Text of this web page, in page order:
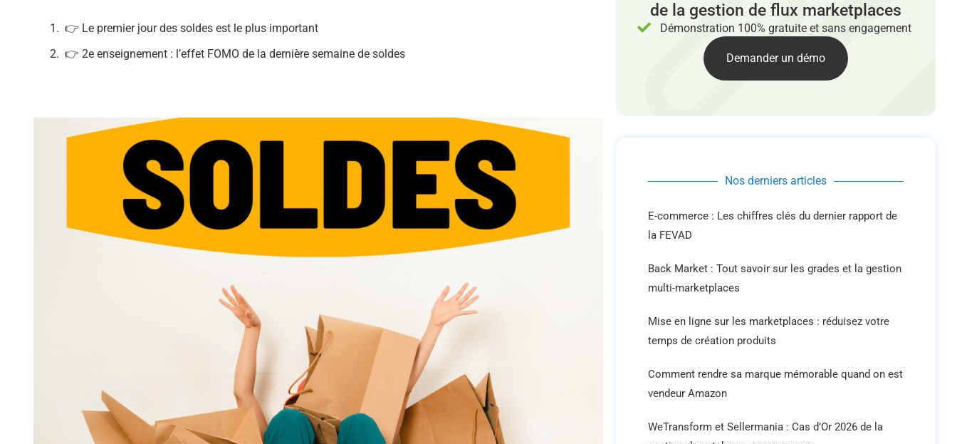
👉 Le premier jour des soldes est le plus important
👉 2e enseignement : l’effet FOMO de la dernière semaine de soldes
de la gestion de flux marketplaces
Démonstration 100% gratuite et sans engagement
Demander un démo
Nos derniers articles
E-commerce : Les chiffres clés du dernier rapport de
la FEVAD
Back Market : Tout savoir sur les grades et la gestion
multi-marketplaces
Mise en ligne sur les marketplaces : réduisez votre
temps de création produits
Comment rendre sa marque mémorable quand on est
vendeur Amazon
WeTransform et Sellermania : Cas d’Or 2026 de la